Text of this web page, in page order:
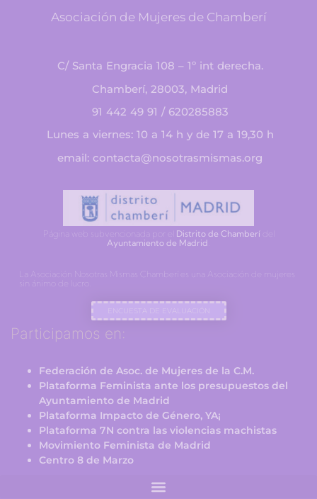
Asociación de Mujeres de Chamberí
C/ Santa Engracia 108 – 1º int derecha.
Chamberí, 28003, Madrid
91 442 49 91 / 620285883
Lunes a viernes: 10 a 14 h y de 17 a 19,30 h
email: contacta@nosotrasmismas.org
Página web subvencionada por el Distrito de Chamberídel
Ayuntamiento de Madrid
La Asociación Nosotras Mismas Chamberí es una Asociación de mujeres
sin ánimo de lucro.
ENCUESTA DE EVALUACIÓN
Participamos en:
Federación de Asoc. de Mujeres de la C.M.
Plataforma Feminista ante los presupuestos del
Ayuntamiento de Madrid
Plataforma Impacto de Género, YA¡
Plataforma 7N contra las violencias machistas
Movimiento Feminista de Madrid
Centro 8 de Marzo